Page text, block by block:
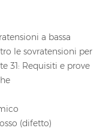
a bassa
le sovratensioni per
31: Requisiti e prove
(difetto)